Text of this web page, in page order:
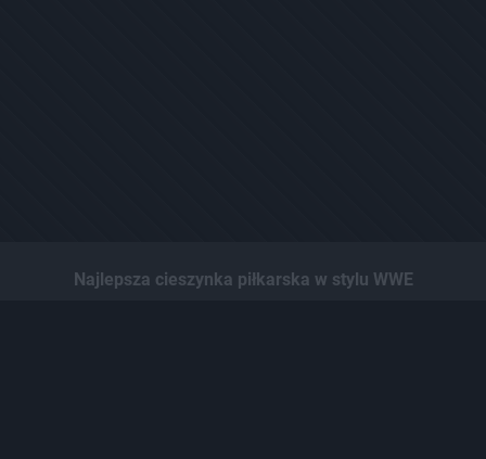
Najlepsza cieszynka piłkarska w stylu WWE